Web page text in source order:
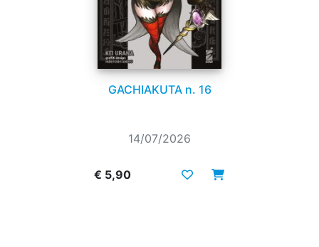
GACHIAKUTA n. 16
14/07/2026
€ 5,90